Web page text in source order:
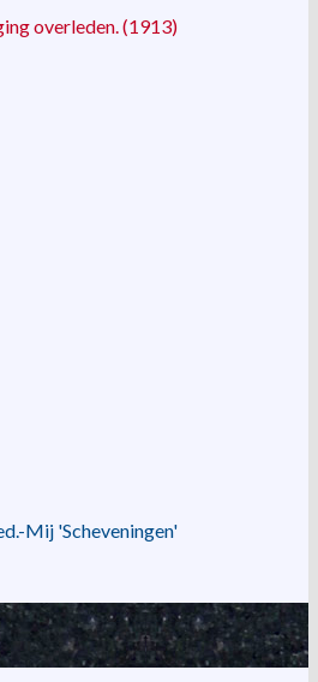
overleden. (1913)
Mij 'Scheveningen'